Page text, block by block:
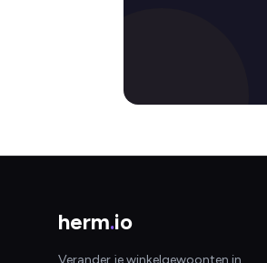
herm.io
Verander je winkelgewoonten in